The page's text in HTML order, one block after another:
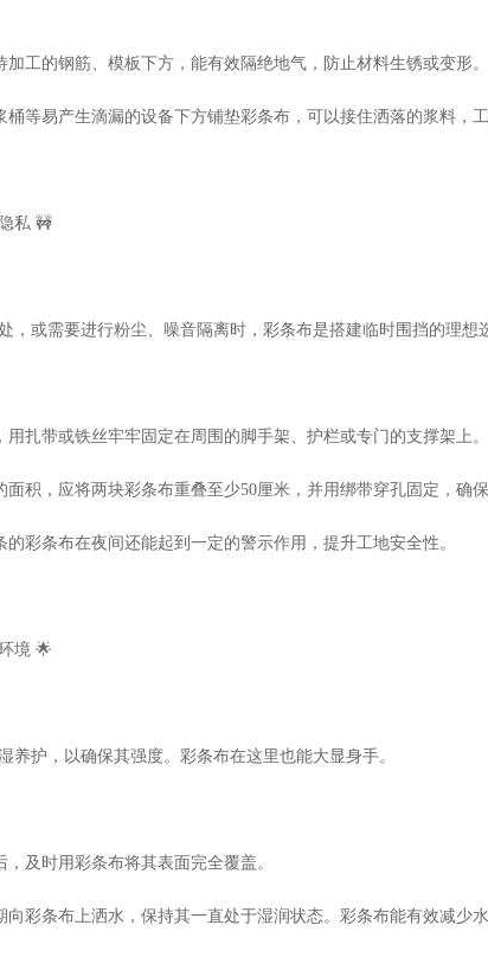
加工的钢筋、模板下方，能有效隔绝地气，防止材料生锈或变形。
桶等易产生滴漏的设备下方铺垫彩条布，可以接住洒落的浆料，
私 🚧
，或需要进行粉尘、噪音隔离时，彩条布是搭建临时围挡的理想
用扎带或铁丝牢牢固定在周围的脚手架、护栏或专门的支撑架上。
面积，应将两块彩条布重叠至少50厘米，并用绑带穿孔固定，确保
的彩条布在夜间还能起到一定的警示作用，提升工地安全性。
境 🌟
养护，以确保其强度。彩条布在这里也能大显身手。
及时用彩条布将其表面完全覆盖。
向彩条布上洒水，保持其一直处于湿润状态。彩条布能有效减少